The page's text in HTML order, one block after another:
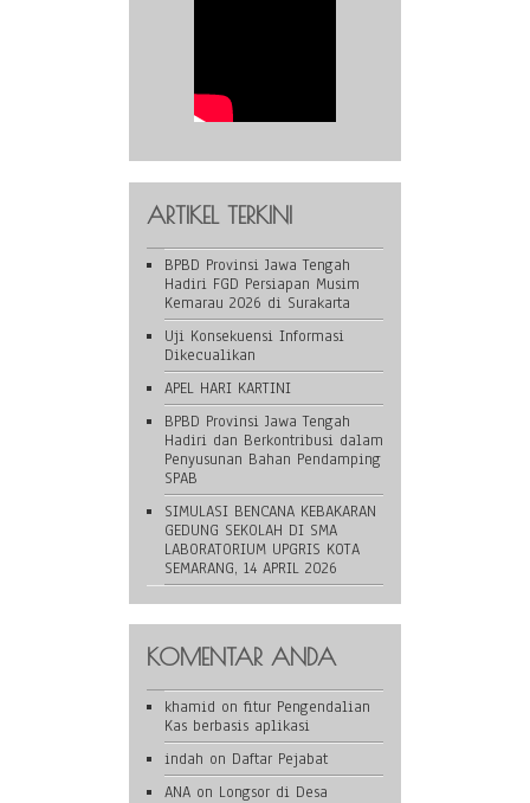
ARTIKEL TERKINI
BPBD Provinsi Jawa Tengah
Hadiri FGD Persiapan Musim
Kemarau 2026 di Surakarta
Uji Konsekuensi Informasi
Dikecualikan
APEL HARI KARTINI
BPBD Provinsi Jawa Tengah
Hadiri dan Berkontribusi dalam
Penyusunan Bahan Pendamping
SPAB
SIMULASI BENCANA KEBAKARAN
GEDUNG SEKOLAH DI SMA
LABORATORIUM UPGRIS KOTA
SEMARANG, 14 APRIL 2026
KOMENTAR ANDA
khamid on fitur Pengendalian
Kas berbasis aplikasi
indah on Daftar Pejabat
ANA on Longsor di Desa